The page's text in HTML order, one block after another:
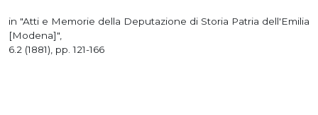
in "Atti e Memorie della Deputazione di Storia Patria dell'Emilia
[Modena]",
6.2 (1881), pp. 121-166